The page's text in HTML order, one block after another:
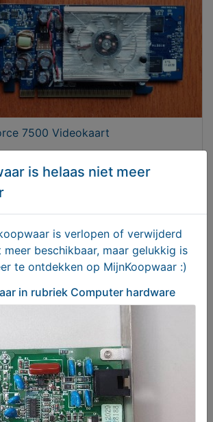
7500 Videokaart
HP LaserJet 5L 6L 3100 3150
is helaas niet meer
is verlopen of verwijderd
meer beschikbaar, maar gelukkig is
te ontdekken op MijnKoopwaar :)
in rubriek Computer hardware